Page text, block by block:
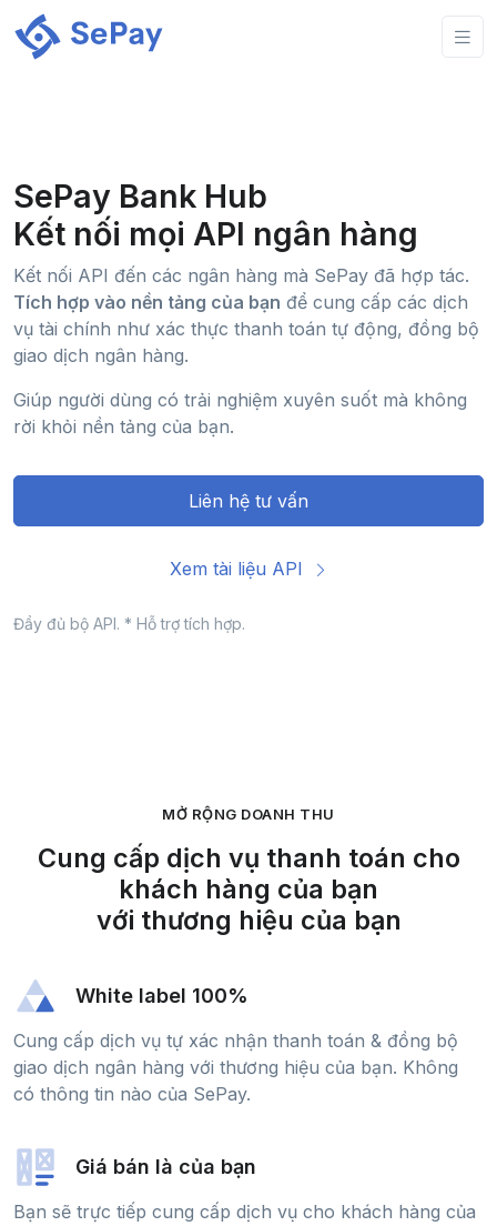
SePay Bank Hub
Kết nối mọi API ngân hàng
Kết nối API đến các ngân hàng mà SePay đã hợp tác.
Tích hợp vào nền tảng của bạn để cung cấp các dịch
vụ tài chính như xác thực thanh toán tự động, đồng bộ
giao dịch ngân hàng.
Giúp người dùng có trải nghiệm xuyên suốt mà không
rời khỏi nền tảng của bạn.
Liên hệ tư vấn
Xem tài liệu API
Đầy đủ bộ API. * Hỗ trợ tích hợp.
MỞ RỘNG DOANH THU
Cung cấp dịch vụ thanh toán cho
khách hàng của bạn
với thương hiệu của bạn
White label 100%
Cung cấp dịch vụ tự xác nhận thanh toán & đồng bộ
giao dịch ngân hàng với thương hiệu của bạn. Không
có thông tin nào của SePay.
Giá bán là của bạn
Bạn sẽ trực tiếp cung cấp dịch vụ cho khách hàng của